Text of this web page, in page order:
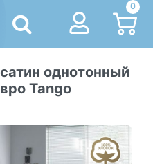
0
однотонный
Tango